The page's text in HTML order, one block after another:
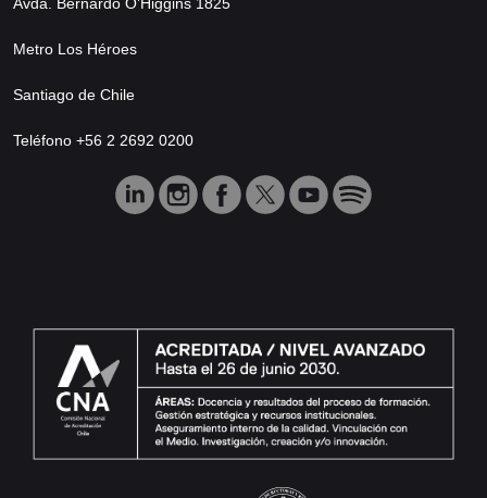
Metro Los Héroes
Santiago de Chile
Teléfono +56 2 2692 0200